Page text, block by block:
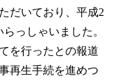
だいており、平成2
っしゃいました。
を行ったとの報道
再生手続を進めつ